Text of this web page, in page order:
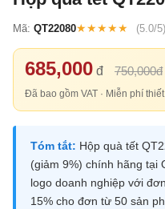
Mã: QT22080★★★★★ (5.0/5)
685,000 đ 750,000đ
Đã bao gồm VAT · Miễn phí
Tóm tắt: Hộp quà tết
(giảm 9%) chính hãng tại
logo doanh nghiệp với
15% cho đơn từ 50 sản